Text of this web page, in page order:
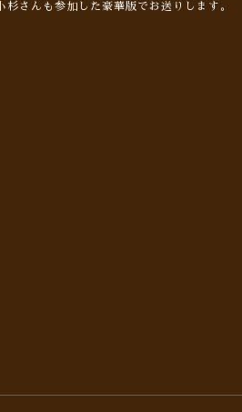
杉さんも参加した豪華版でお送りします。